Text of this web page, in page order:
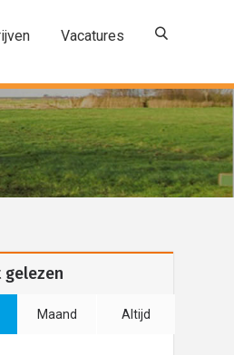
Vacatures
gelezen
Maand Altijd